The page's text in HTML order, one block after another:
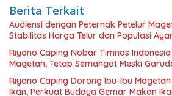
Berita Terkait
Audiensi dengan Peternak Petelur
Stabilitas Harga Telur dan Populasi
Riyono Caping Nobar Timnas
Magetan, Tetap Semangat Meski
Riyono Caping Dorong Ibu-Ibu
Ikan, Perkuat Budaya Gemar Makan